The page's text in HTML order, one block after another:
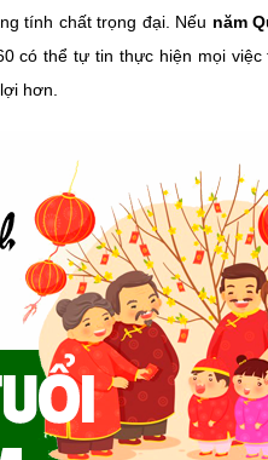
tính chất trọng đại. Nếu năm
có thể tự tin thực hiện mọi
hơn.